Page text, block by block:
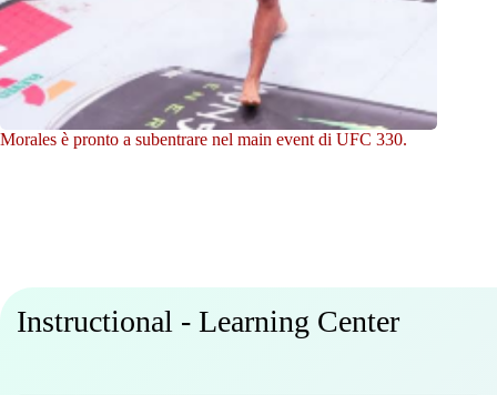
Morales è pronto a subentrare nel main event di UFC 330.
Instructional - Learning Center